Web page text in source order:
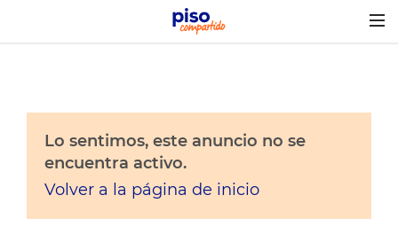
Lo sentimos, este anuncio no se
encuentra activo.
Volver a la página de inicio